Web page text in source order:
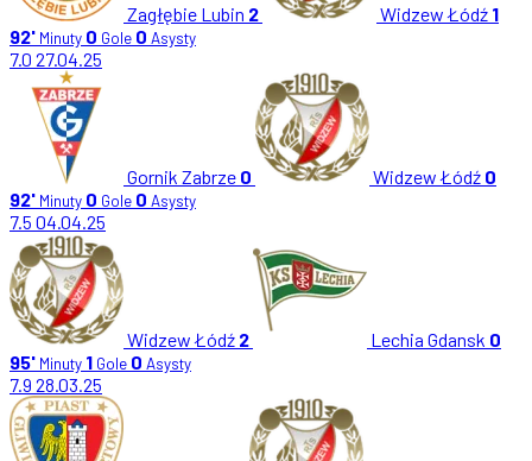
Zagłębie Lubin 2 Widzew Łódź 1
92' Minuty 0 Gole 0 Asysty
7.0 27.04.25
Gornik Zabrze 0 Widzew Łódź 0
92' Minuty 0 Gole 0 Asysty
7.5 04.04.25
Widzew Łódź 2 Lechia Gdansk 0
95' Minuty 1 Gole 0 Asysty
7.9 28.03.25